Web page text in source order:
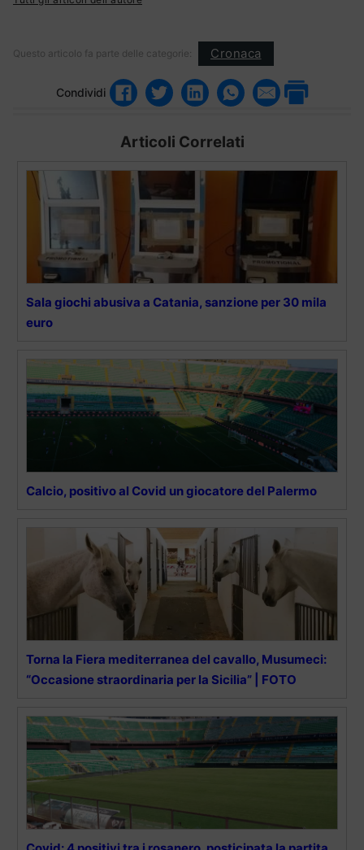
Questo articolo fa parte delle categorie: Cronaca
Condividi
Articoli Correlati
Sala giochi abusiva a Catania, sanzione per 30 mila
euro
Calcio, positivo al Covid un giocatore del Palermo
Torna la Fiera mediterranea del cavallo, Musumeci:
“Occasione straordinaria per la Sicilia” | FOTO